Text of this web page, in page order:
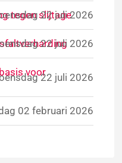
tegen slijtage
22 juli 2026
22 juli 2026
voor22 juli 2026
02 februari 2026